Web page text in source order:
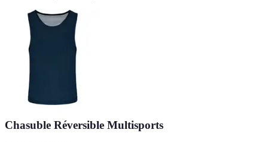
Chasuble Réversible Multisports